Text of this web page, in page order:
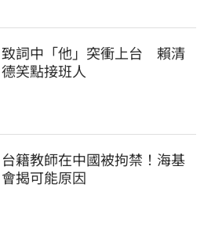
致詞中「他」突衝上台　賴清
德笑點接班人
台籍教師在中國被拘禁！海基
會揭可能原因